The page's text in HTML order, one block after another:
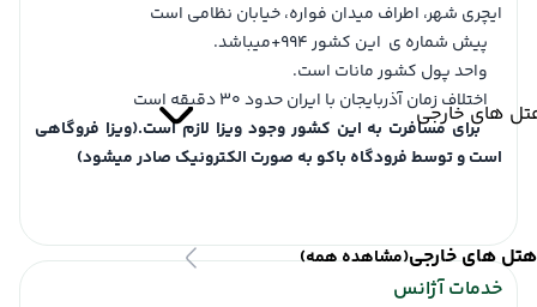
های خارجی
هتل های خارجی(مشاهده همه)
ایچری شهر، اطراف میدان فواره، خیابان نظامی است
پیش شماره ی این کشور 994+میباشد.
واحد پول کشور مانات است.
اختلاف زمان آذربایجان با ایران حدود 30 دقیقه است
برای مسافرت به این کشور وجود ویزا لازم است.(ویزا فروگاهی
است و توسط فرودگاه باکو به صورت الکترونیک صادر میشود)
خدمات آژانس